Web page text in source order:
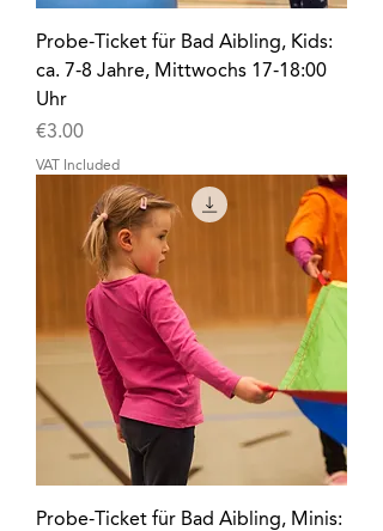
Probe-Ticket für Bad Aibling, Kids:
ca. 7-8 Jahre, Mittwochs 17-18:00
Uhr
Price
€3.00
VAT Included
Probe-Ticket für Bad Aibling, Minis: